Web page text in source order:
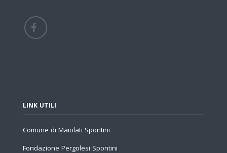
LINK UTILI
Comune di Maiolati Spontini
Fondazione Pergolesi Spontini